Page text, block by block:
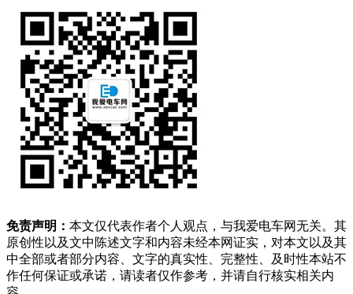
免责声明： 本文仅代表作者个人观点，与我爱电车网无关。其
原创性以及文中陈述文字和内容未经本网证实，对本文以及其
中全部或者部分内容、文字的真实性、完整性、及时性本站不
作任何保证或承诺，请读者仅作参考，并请自行核实相关内